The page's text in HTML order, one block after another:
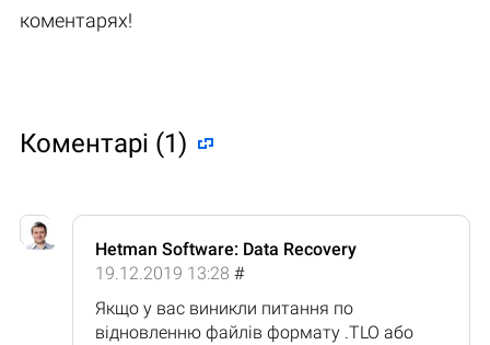
коментарях!
Коментарі (1)
Hetman Software: Data Recovery
19.12.2019 13:28 #
Якщо у вас виникли питання по
відновленню файлів формату .TLO або